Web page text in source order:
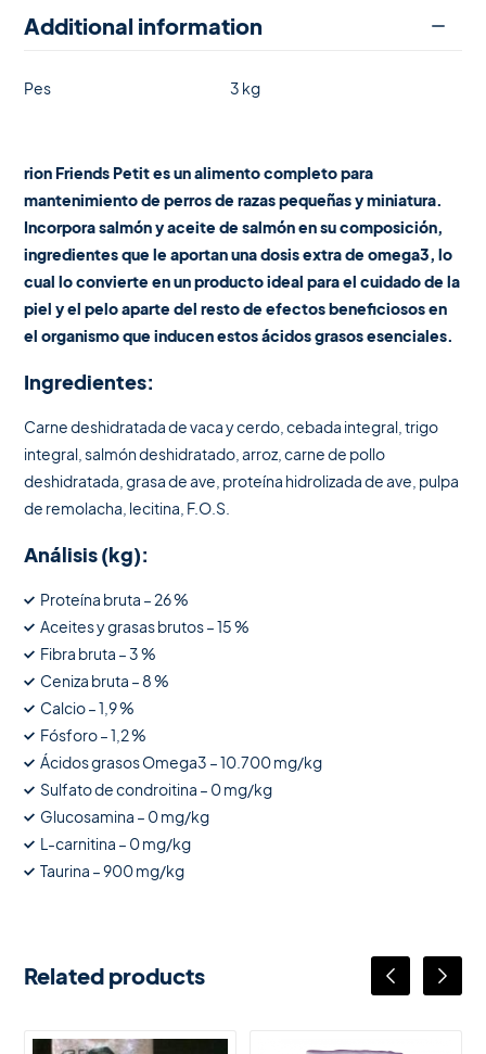
Additional information
Pes 3 kg
rion Friends Petit es un alimento completo para
mantenimiento de perros de razas pequeñas y miniatura.
Incorpora salmón y aceite de salmón en su composición,
ingredientes que le aportan una dosis extra de omega3, lo
cual lo convierte en un producto ideal para el cuidado de la
piel y el pelo aparte del resto de efectos beneficiosos en
el organismo que inducen estos ácidos grasos esenciales.
Ingredientes:
Carne deshidratada de vaca y cerdo, cebada integral, trigo
integral, salmón deshidratado, arroz, carne de pollo
deshidratada, grasa de ave, proteína hidrolizada de ave, pulpa
de remolacha, lecitina, F.O.S.
Análisis (kg):
Proteína bruta – 26 %
Aceites y grasas brutos – 15 %
Fibra bruta – 3 %
Ceniza bruta – 8 %
Calcio – 1,9 %
Fósforo – 1,2 %
Ácidos grasos Omega3 – 10.700 mg/kg
Sulfato de condroitina – 0 mg/kg
Glucosamina – 0 mg/kg
L-carnitina – 0 mg/kg
Taurina – 900 mg/kg
Related products